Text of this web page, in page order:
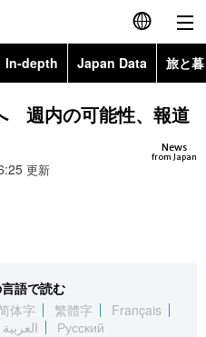
English
简体字
In-depth Japan Data 旅と
Topics
Images
週内の可能性、報道
News
from Japan
更新
語で読む
体字 繁體字
Français
العربية Русский